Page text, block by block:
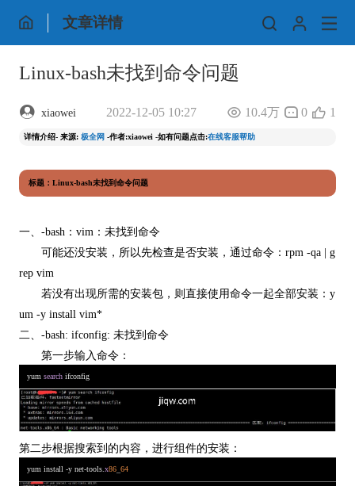
文章详情
Linux-bash未找到命令问题
xiaowei 2022-12-05 10:27 10.4万 0 1
详情介绍- 来源: 极全网 -作者:xiaowei -如有问题点击:在线客服帮助
标题：Linux-bash未找到命令问题
一、-bash：vim：未找到命令
可能还没安装，所以先检查是否安装，通过命令：rpm -qa | g
rep vim
若没有出现所需的安装包，则直接使用命令一起全部安装：y
um -y install vim*
二、-bash: ifconfig: 未找到命令
第一步输入命令：
yum search ifconfig
第二步根据搜索到的内容，进行组件的安装：
yum install -y net-tools. x86_ 64